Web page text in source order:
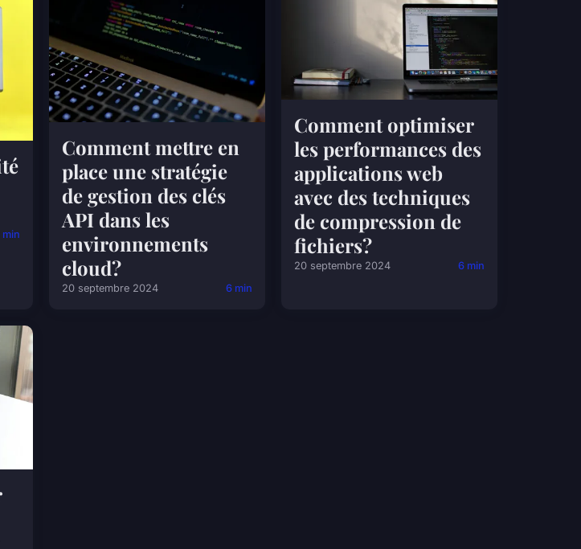
min
Comment mettre en
place une stratégie
de gestion des clés
API dans les
environnements
cloud?
20 septembre 2024 6 min
Comment optimiser
les performances des
applications web
avec des techniques
de compression de
fichiers?
20 septembre 2024 6 min